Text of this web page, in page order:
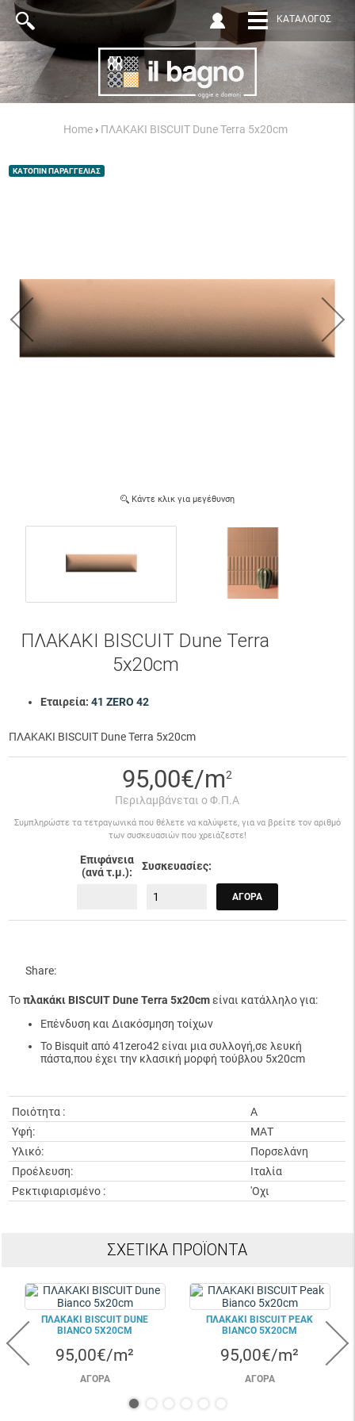
ΚΑΤΆΛΟΓΟΣ
Home › ΠΛΑΚΑΚΙ BISCUIT Dune Terra 5x20cm
Κάντε κλικ για μεγέθυνση
ΚΑΤΟΠΙΝ ΠΑΡΑΓΓΕΛΙΑΣ
ΠΛΑΚΑΚΙ BISCUIT Dune Terra
5x20cm
Εταιρεία: 41 ZERO 42
ΠΛΑΚΑΚΙ BISCUIT Dune Terra 5x20cm
95,00€/m2
Περιλαμβάνεται ο Φ.Π.Α
Συμπληρώστε τα τετραγωνικά που θέλετε να καλύψετε, για να βρείτε τον αριθμό
των συσκευασιών που χρειάζεστε!
Επιφάνεια
(ανά τ.μ.):
Συσκευασίες:
ΑΓΟΡΆ
Share:
Τοπλακάκι BISCUIT Dune Terra 5x20cmείναι κατάλληλο για:
Επένδυση και Διακόσμηση τοίχων
Το Bisquit από 41zero42 είναι μια συλλογή,σε λευκή
πάστα,που έχει την κλασική μορφή τούβλου 5x20cm
Ποιότητα :
A
Υφή:
ΜΑΤ
Υλικό:
Πορσελάνη
Προέλευση:
Ιταλία
Ρεκτιφιαρισμένο :
'Οχι
ΣΧΕΤΙΚΆ ΠΡΟΪΌΝΤΑ
ΠΛΑΚΑΚΙ BISCUIT DUNE
BIANCO 5X20CM
95,00€/m²
ΑΓΟΡΆ
ΠΛΑΚΑΚΙ BISCUIT PEAK
BIANCO 5X20CM
95,00€/m²
ΑΓΟΡΆ